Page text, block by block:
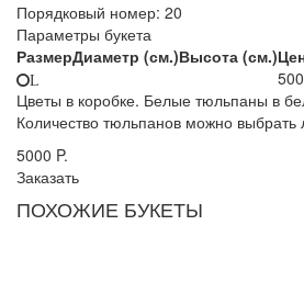
Порядковый номер: 20
Параметры букета
РазмерДиаметр (см.)Высота (см.)
L
Цветы в коробке. Белые тюльпаны в
Количество тюльпанов можно выбрать
5000 P.
Заказать
ПОХОЖИЕ БУКЕТЫ